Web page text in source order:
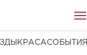
КРАСАСОБЫТИЯ